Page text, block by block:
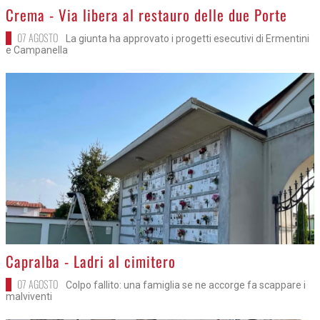
>
Crema - Via libera al restauro delle due Porte
07 AGOSTO
La giunta ha approvato i progetti esecutivi di Ermentini
e Campanella
>
Capralba - Ladri al cimitero
07 AGOSTO
Colpo fallito: una famiglia se ne accorge fa scappare i
malviventi